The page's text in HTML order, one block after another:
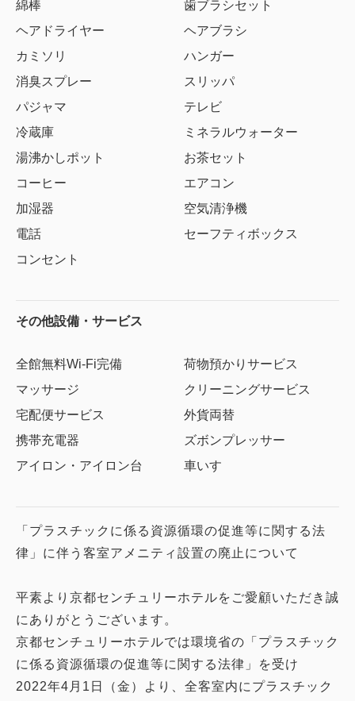
綿棒
歯ブラシセット
ヘアドライヤー
ヘアブラシ
カミソリ
ハンガー
消臭スプレー
スリッパ
パジャマ
テレビ
冷蔵庫
ミネラルウォーター
湯沸かしポット
お茶セット
コーヒー
エアコン
加湿器
空気清浄機
電話
セーフティボックス
コンセント
その他設備・サービス
全館無料Wi-Fi完備
荷物預かりサービス
マッサージ
クリーニングサービス
宅配便サービス
外貨両替
携帯充電器
ズボンプレッサー
アイロン・アイロン台
車いす
「プラスチックに係る資源循環の促進等に関する法
律」に伴う客室アメニティ設置の廃止について
平素より京都センチュリーホテルをご愛顧いただき誠
にありがとうございます。
京都センチュリーホテルでは環境省の「プラスチック
に係る資源循環の促進等に関する法律」を受け
2022年4月1日（金）より、全客室内にプラスチック